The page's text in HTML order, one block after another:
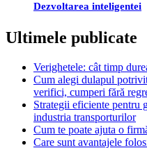
Dezvoltarea inteligentei
Ultimele publicate
Verighetele: cât timp
Cum alegi dulapul
verifici, cumperi fără
Strategii eficiente pentru
industria transporturilor
Cum te poate ajuta o
Care sunt avantajele